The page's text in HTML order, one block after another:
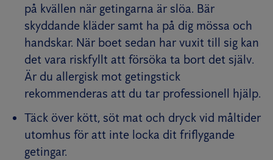
på kvällen när getingarna är slöa. Bär
skyddande kläder samt ha på dig mössa och
handskar. När boet sedan har vuxit till sig kan
det vara riskfyllt att försöka ta bort det själv.
Är du allergisk mot getingstick
rekommenderas att du tar professionell hjälp.
Täck över kött, söt mat och dryck vid måltider
utomhus för att inte locka dit friflygande
getingar.